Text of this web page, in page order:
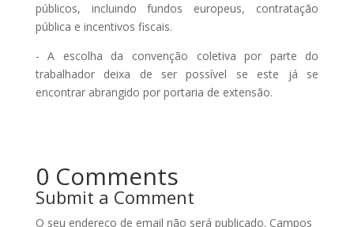
públicos, incluindo fundos europeus, contratação
pública e incentivos fiscais.
- A escolha da convenção coletiva por parte do
trabalhador deixa de ser possível se este já se
encontrar abrangido por portaria de extensão.
0 Comments
Submit a Comment
O seu endereço de email não será publicado. Campos